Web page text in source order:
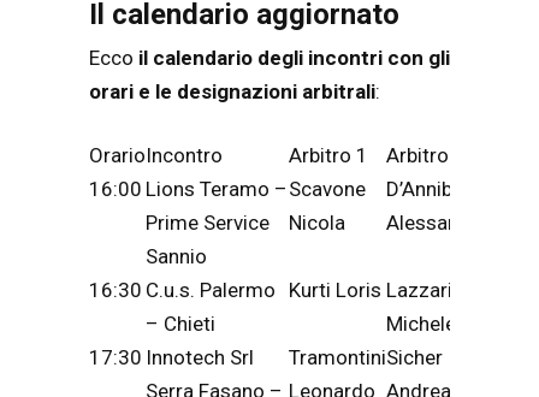
Il calendario aggiornato
Ecco il calendario degli incontri con gli
orari e le designazioni arbitrali:
OrarioIncontro Arbitro 1 Arbitro 2
16:00 Lions Teramo –
Prime Service
Sannio
Scavone
Nicola
D’Annibale
Alessandro
16:30 C.u.s. Palermo
– Chieti
Kurti Loris Lazzari
Michele
17:30 Innotech Srl
Serra Fasano –
Tramontini
Leonardo
Sicher
Andrea